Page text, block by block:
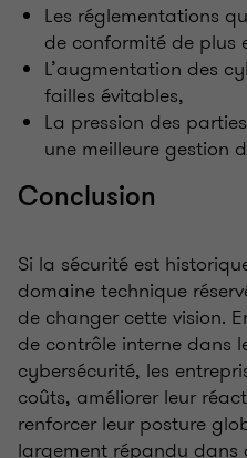
Les réglementations
de conformité de plus
L’augmentation des
failles évitables,
La pression des
une meilleure gestion
Conclusion
Si la sécurité est
domaine technique
de changer cette vision.
de contrôle interne dans
cybersécurité, les
coûts, améliorer leur
renforcer leur posture
largement répandu dans